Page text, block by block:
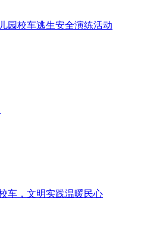
园校车逃生安全演练活动
车，文明实践温暖民心